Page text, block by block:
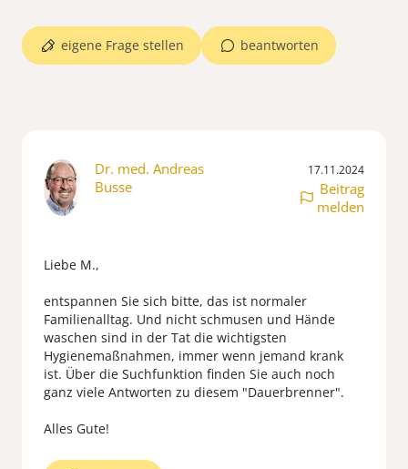
beantworten
eigene Frage stellen
Dr. med. Andreas
Busse
17.11.2024
Beitrag
melden
Liebe M.,
entspannen Sie sich bitte, das ist normaler
Familienalltag. Und nicht schmusen und Hände
waschen sind in der Tat die wichtigsten
Hygienemaßnahmen, immer wenn jemand krank
ist. Über die Suchfunktion finden Sie auch noch
ganz viele Antworten zu diesem "Dauerbrenner".